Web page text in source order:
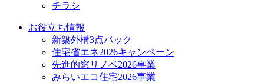
チラシ
お役立ち情報
新築外構3点パック
住宅省エネ2026キャンペーン
先進的窓リノベ2026事業
みらいエコ住宅2026事業